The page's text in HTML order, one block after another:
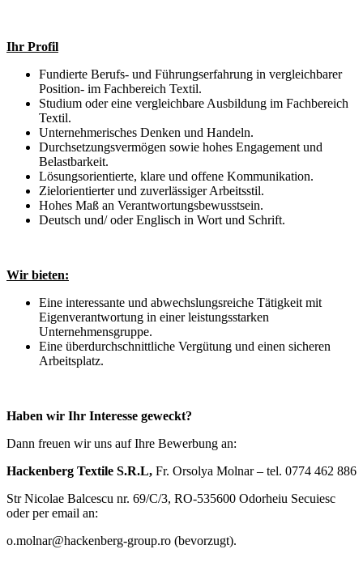
Ihr Profil
Fundierte Berufs- und Führungserfahrung in vergleichbarer
Position- im Fachbereich Textil.
Studium oder eine vergleichbare Ausbildung im Fachbereich
Textil.
Unternehmerisches Denken und Handeln.
Durchsetzungsvermögen sowie hohes Engagement und
Belastbarkeit.
Lösungsorientierte, klare und offene Kommunikation.
Zielorientierter und zuverlässiger Arbeitsstil.
Hohes Maß an Verantwortungsbewusstsein.
Deutsch und/ oder Englisch in Wort und Schrift.
Wir bieten:
Eine interessante und abwechslungsreiche Tätigkeit mit
Eigenverantwortung in einer leistungsstarken
Unternehmensgruppe.
Eine überdurchschnittliche Vergütung und einen sicheren
Arbeitsplatz.
Haben wir Ihr Interesse geweckt?
Dann freuen wir uns auf Ihre Bewerbung an:
Hackenberg Textile S.R.L, Fr. Orsolya Molnar – tel. 0774 462 886
Str Nicolae Balcescu nr. 69/C/3, RO-535600 Odorheiu Secuiesc
oder per email an:
o.molnar@hackenberg-group.ro (bevorzugt).